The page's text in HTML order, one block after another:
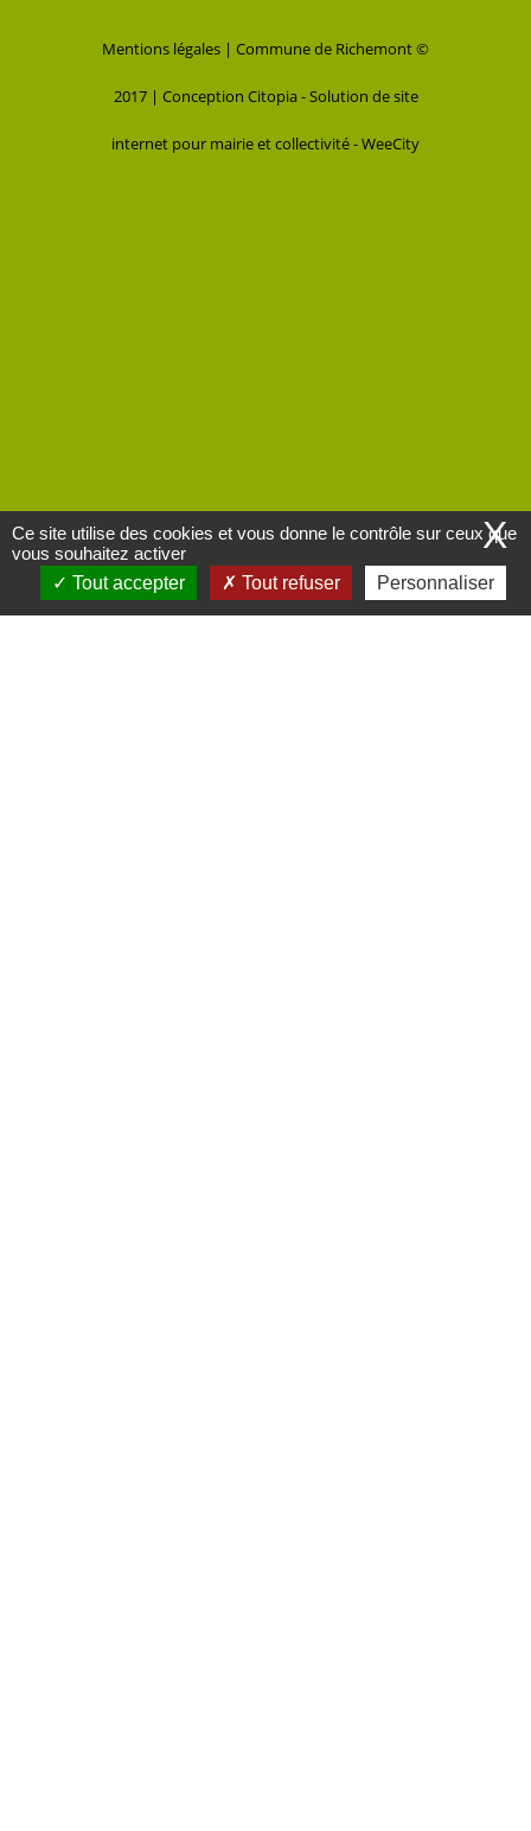
Mentions légales | Commune de Richemont ©
2017 | Conception Citopia-Solution de site
internet pour mairie et collectivité - WeeCity
X
Ce site utilise des cookies et vous donne le contrôle sur ceux que
vous souhaitez activer
Tout accepter
Tout refuser Personnaliser